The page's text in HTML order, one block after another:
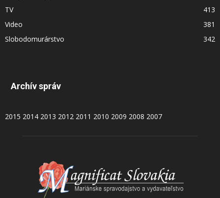
TV
413
Video
381
Slobodomurárstvo
342
Archív správ
2015 2014 2013 2012 2011 2010 2009 2008 2007